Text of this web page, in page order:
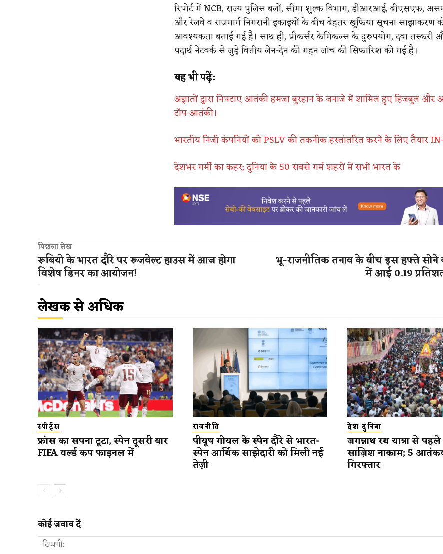
रिपोर्ट में NCB, राज्य पुलिस बलों, सीमा शुल्क विभाग, डीआरआई, बीएसएफ,
और रेलवे व राजमार्ग निगरानी इकाइयों के बीच बेहतर खुफिया सूचना साझाकरण
आवश्यकता बताई गई है। साथ ही, प्रीकर्सर केमिकल्स के दुरुपयोग, दवा तस्करी
पदार्थ नेटवर्क से जुड़े वित्तीय लेन-देन की गहन जांच की सिफारिश की गई है।
यह भी पढ़ें:
अज्ञातों द्वारा निपटाए आतंकी हमजा बुरहान के जनाजे में शामिल हुए हिजबुल और
टॉप आतंकी।
भारतीय निजी कंपनियों को PSLV की तकनीक हस्तांतरित करने के लिए तैयार
देशभर गर्मी का कहर; दुनिया के 50 सबसे गर्म शहरों में सभी भारत के
पिछला लेख
रूबियो के भारत दौरे पर रूजवेल्ट हाउस में आज होगा
विशेष डिनर ​का आयोजन!
भू-राजनीतिक तनाव के बीच इस हफ्ते सोने
में आई 0.19
लेखक से अधिक
स्पोर्ट्स
फ्रांस का सपना टूटा, स्पेन दूसरी बार
FIFA वर्ल्ड कप फाइनल में
राजनीति
पीयूष गोयल के स्पेन दौरे से भारत-
स्पेन आर्थिक साझेदारी को मिली नई
तेज़ी
देश दुनिया
जगन्नाथ रथ यात्रा से
साज़िश नाकाम; 5
गिरफ्तार
कोई जवाब दें